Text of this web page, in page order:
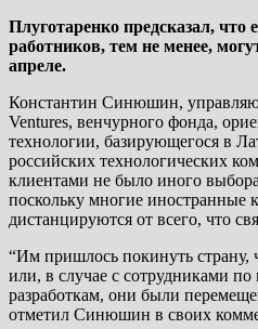
Плуготаренко предсказал, что
работников, тем не менее,
апреле.
Константин Синюшин,
Ventures, венчурного фонда,
технологии, базирующегося в
российских технологических
клиентами не было иного
поскольку многие иностранные
дистанцируются от всего, что
“Им пришлось покинуть страну,
или, в случае с сотрудниками по
разработкам, они были
отметил Синюшин в своих